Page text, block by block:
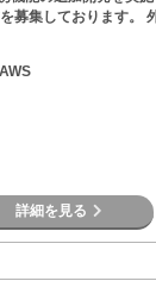
募集しております。
詳細を見る